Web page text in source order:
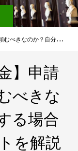
る場合との違いやメリットを解説
】申請
べきな
る場合
を解説